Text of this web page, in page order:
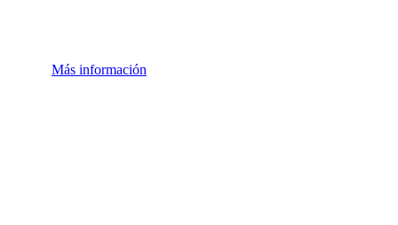
Más información